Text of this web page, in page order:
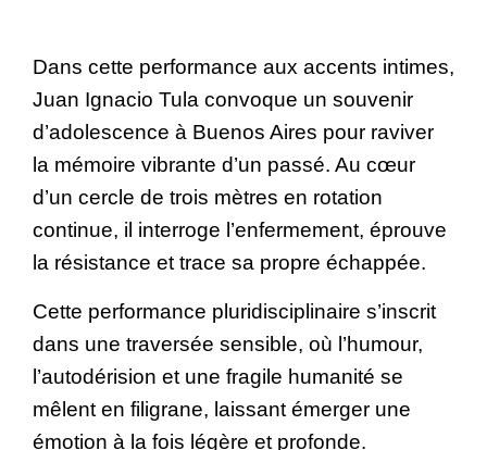
Dans cette performance aux accents intimes,
Juan Ignacio Tula convoque un souvenir
d’adolescence à Buenos Aires pour raviver
la mémoire vibrante d’un passé. Au cœur
d’un cercle de trois mètres en rotation
continue, il interroge l’enfermement, éprouve
la résistance et trace sa propre échappée.
Cette performance pluridisciplinaire s’inscrit
dans une traversée sensible, où l’humour,
l’autodérision et une fragile humanité se
mêlent en filigrane, laissant émerger une
émotion à la fois légère et profonde.